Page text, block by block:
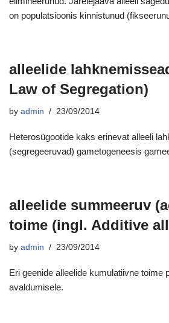
on populatsioonis kinnistunud
alleelide
Law of Segregation)
by admin 23/09/2014
Heterosügootide kaks erinevat alleeli
(segregeeruvad) gametogeneesis
alleelide summeeruv
toime (ingl. Additive
by admin 23/09/2014
Eri geenide alleelide kumulatiivne toime
avaldumisele.